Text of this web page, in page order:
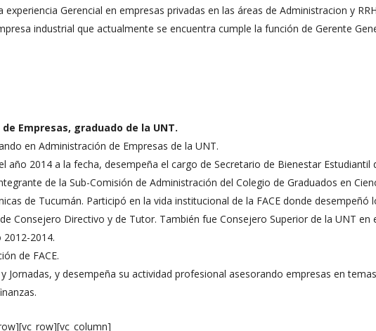
experiencia Gerencial en empresas privadas en las áreas de Administracion y
industrial que actualmente se encuentra cumple la función de Gerente
Empresas, graduado de la UNT.
en Administración de Empresas de la UNT.
año 2014 a la fecha, desempeña el cargo de Secretario de Bienestar Estudiantil
de la Sub-Comisión de Administración del Colegio de Graduados en
de Tucumán. Participó en la vida institucional de la FACE donde desempeñó
Consejero Directivo y de Tutor. También fue Consejero Superior de la UNT en
2012-2014.
de FACE.
Jornadas, y desempeña su actividad profesional asesorando empresas en